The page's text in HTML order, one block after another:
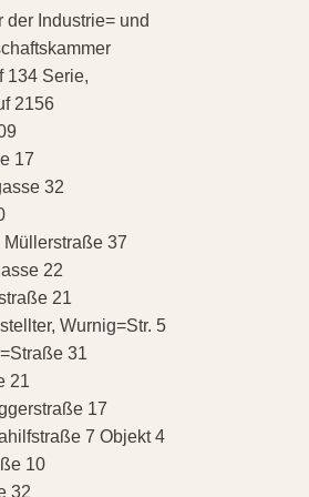
Industrie= und
134 Serie,
2156
17
32
37
22
21
Wurnig=Str. 5
31
21
17
7 Objekt 4
10
32